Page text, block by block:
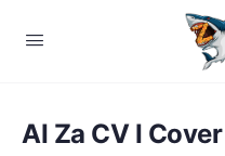
AI Za CV I